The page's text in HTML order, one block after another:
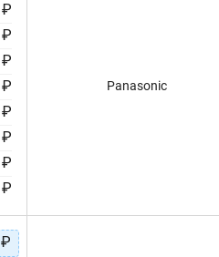
₽
₽
₽
₽
₽
₽
₽
₽
Panasonic
₽